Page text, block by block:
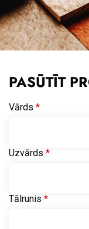
PASŪTĪT
Vārds *
Uzvārds *
Tālrunis *